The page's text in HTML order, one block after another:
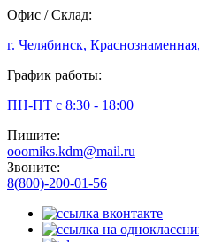
Офис / Склад:
г. Челябинск,
График работы:
ПН-ПТ с 8:30 - 18:00
Пишите:
ooomiks.kdm@mail.ru
Звоните:
8(800)-200-01-56